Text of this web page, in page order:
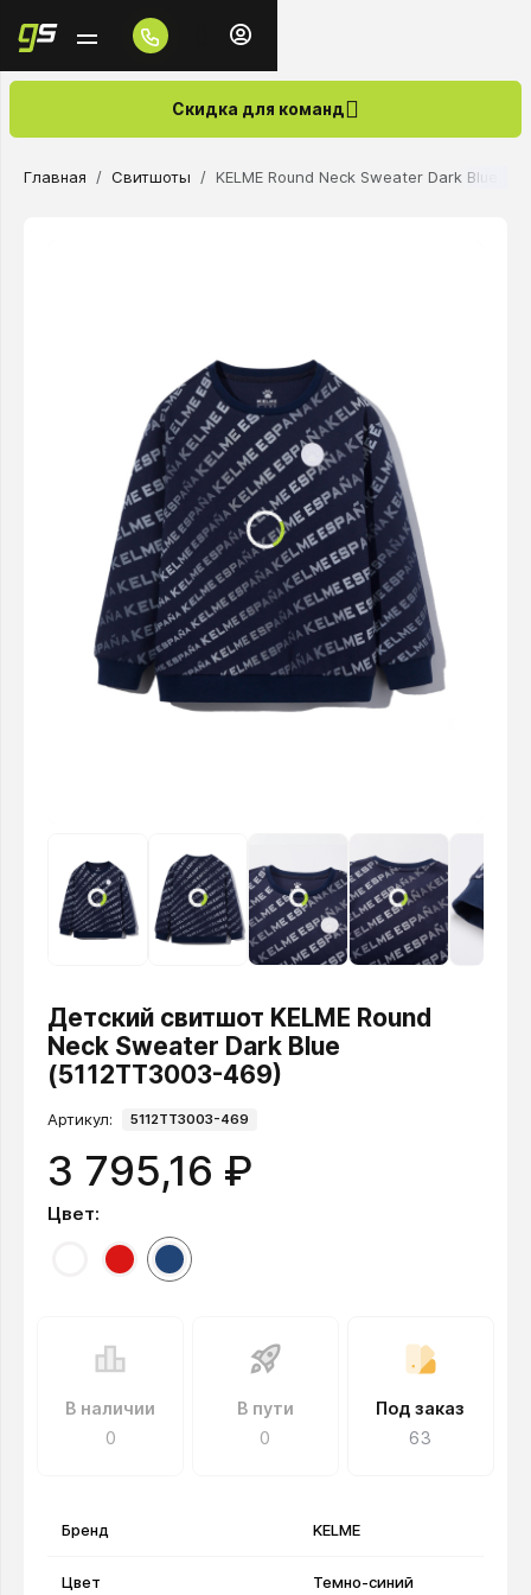
Скидка для команд
Главная Свитшоты KELME Round Neck Sweater Dark Blue
Детский свитшот KELME Round
Neck Sweater Dark Blue
(5112TT3003-469)
Артикул: 5112TT3003-469
3 795,16 ₽
Цвет:
В наличии
0
В пути
0
Под заказ
63
Бренд KELME
Цвет Темно-синий